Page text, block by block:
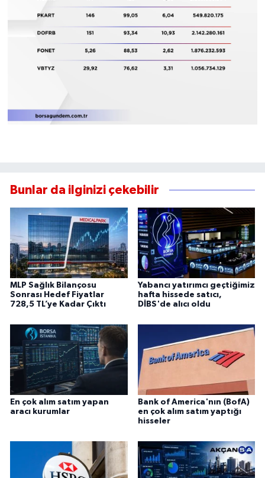
Bunlar da ilginizi çekebilir
MLP Sağlık Bilançosu
Sonrası Hedef Fiyatlar
728,5 TL’ye Kadar Çıktı
Yabancı yatırımcı geçtiğimiz
hafta hissede satıcı,
DİBS'de alıcı oldu
En çok alım satım yapan
aracı kurumlar
Bank of America'nın (BofA)
en çok alım satım yaptığı
hisseler